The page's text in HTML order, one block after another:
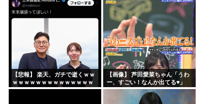
【悲報】 楽天、ガチで逝くｗｗ
ｗｗｗｗｗｗｗｗｗｗｗｗｗｗ
ｗｗｗｗ
【画像】 芦田愛菜ちゃん「うわ
ー、すごい！なんか出てる♥」